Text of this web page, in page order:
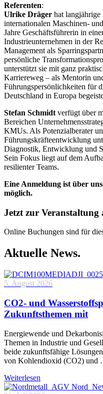
Referenten:
Ulrike Dräger hat
internationalen Maschinen-
Jahre Geschäftsführerin in
Industrieunternehmen in der
Management als
persönliche
unterstützt sie mit ganz
Karriereweg – als Mentorin
Führungspersönlichkeiten für
Deutschland in Europa
Stefan Schmidt verfügt über
Bereichen
KMUs. Als Potenzialberater
Führungskräfteentwicklung
Diagnostik, Entwicklung und
Sein Fokus liegt auf dem
resilienter Teams.
Eine Anmeldung ist über
möglich.
Jetzt zur Veranstaltung
Online Buchungen sind für
Aktuelle News.
5. August 2026
CO2- und
Zukunftsthemen mit
Energiewende und
Themen in Industrie und
beide zukunftsfähige
von Kohlendioxid (CO2) und
Weiterlesen